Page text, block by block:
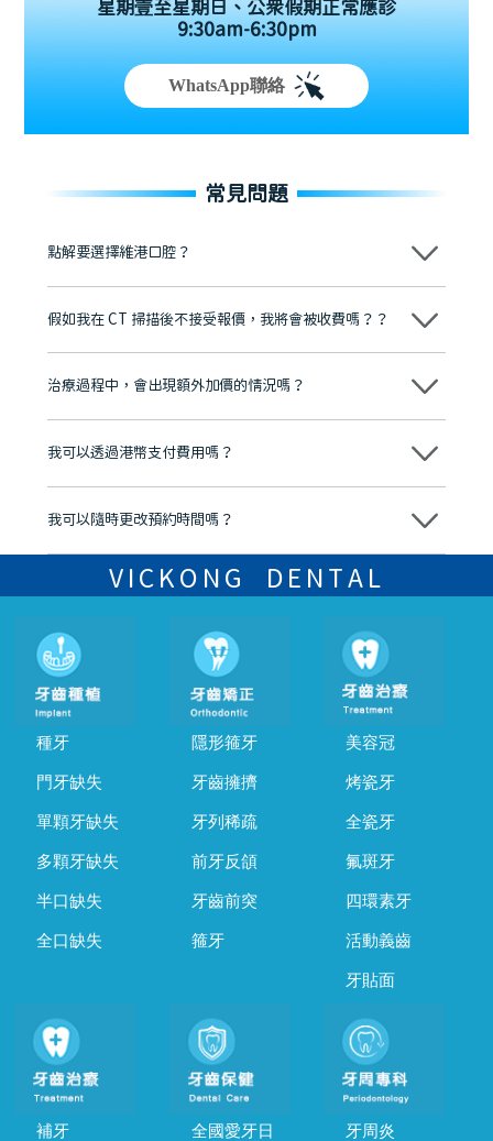
星期壹至星期日、公眾假期正常應診
9:30am-6:30pm
WhatsApp聯絡
常見問題
點解要選擇維港口腔？
維港口腔踐行「醫道濟世」的大學校訓，各分院匯聚來自香港、內地的
牌」、「2025香港企業領袖品牌」，是諾貝爾種植系統全球放心植牙中
至今已服務超過三十個國家和地區的顧客，受到粵港澳大灣區及周邊城
市市民極高的口碑評價及信任推薦 珠海、深圳設有八大分院，香港亦設
有咨詢及服務保障中心，有任何問題都可以隨時預約免費咨詢，讓人十
假如我在 CT 掃描後不接受報價，我將會被收費嗎？？
不會！只要未開始實際服務之前，你不會被收取任何費用。
治療過程中，會出現額外加價的情況嗎？
不會，治療前我們會詳細說明治療方案及對應的價錢，顧客同意並簽字
我可以透過港幣支付費用嗎？
可以。維港口腔會按照當日匯率轉算收取費用，而匯率會及時告知客人
我可以隨時更改預約時間嗎？
可以，請盡早通過wechat或whatsapp聯絡我們，告知我們你原本預約
的時間及資料，並且重新預約的日期及時段
VICKONG DENTAL
種牙
門牙缺失
單顆牙缺失
多顆牙缺失
半口缺失
全口缺失
隱形箍牙
牙齒擁擠
牙列稀疏
前牙反頜
牙齒前突
箍牙
美容冠
烤瓷牙
全瓷牙
氟斑牙
四環素牙
活動義齒
牙貼面
補牙 全國愛牙日 牙周炎